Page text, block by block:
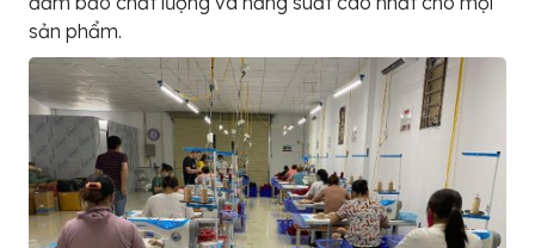
sản phẩm.